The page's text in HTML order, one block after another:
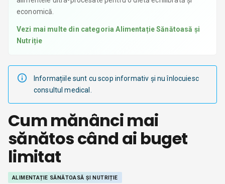
economică.
Vezi mai multe din categoriaAlimentație Sănătoasă și
Nutriție
Informațiile sunt cu scop informativ și nu înlocuiesc
consultul medical.
Cum mănânci mai
sănătos când ai buget
limitat
ALIMENTAȚIE SĂNĂTOASĂ ȘI NUTRIȚIE